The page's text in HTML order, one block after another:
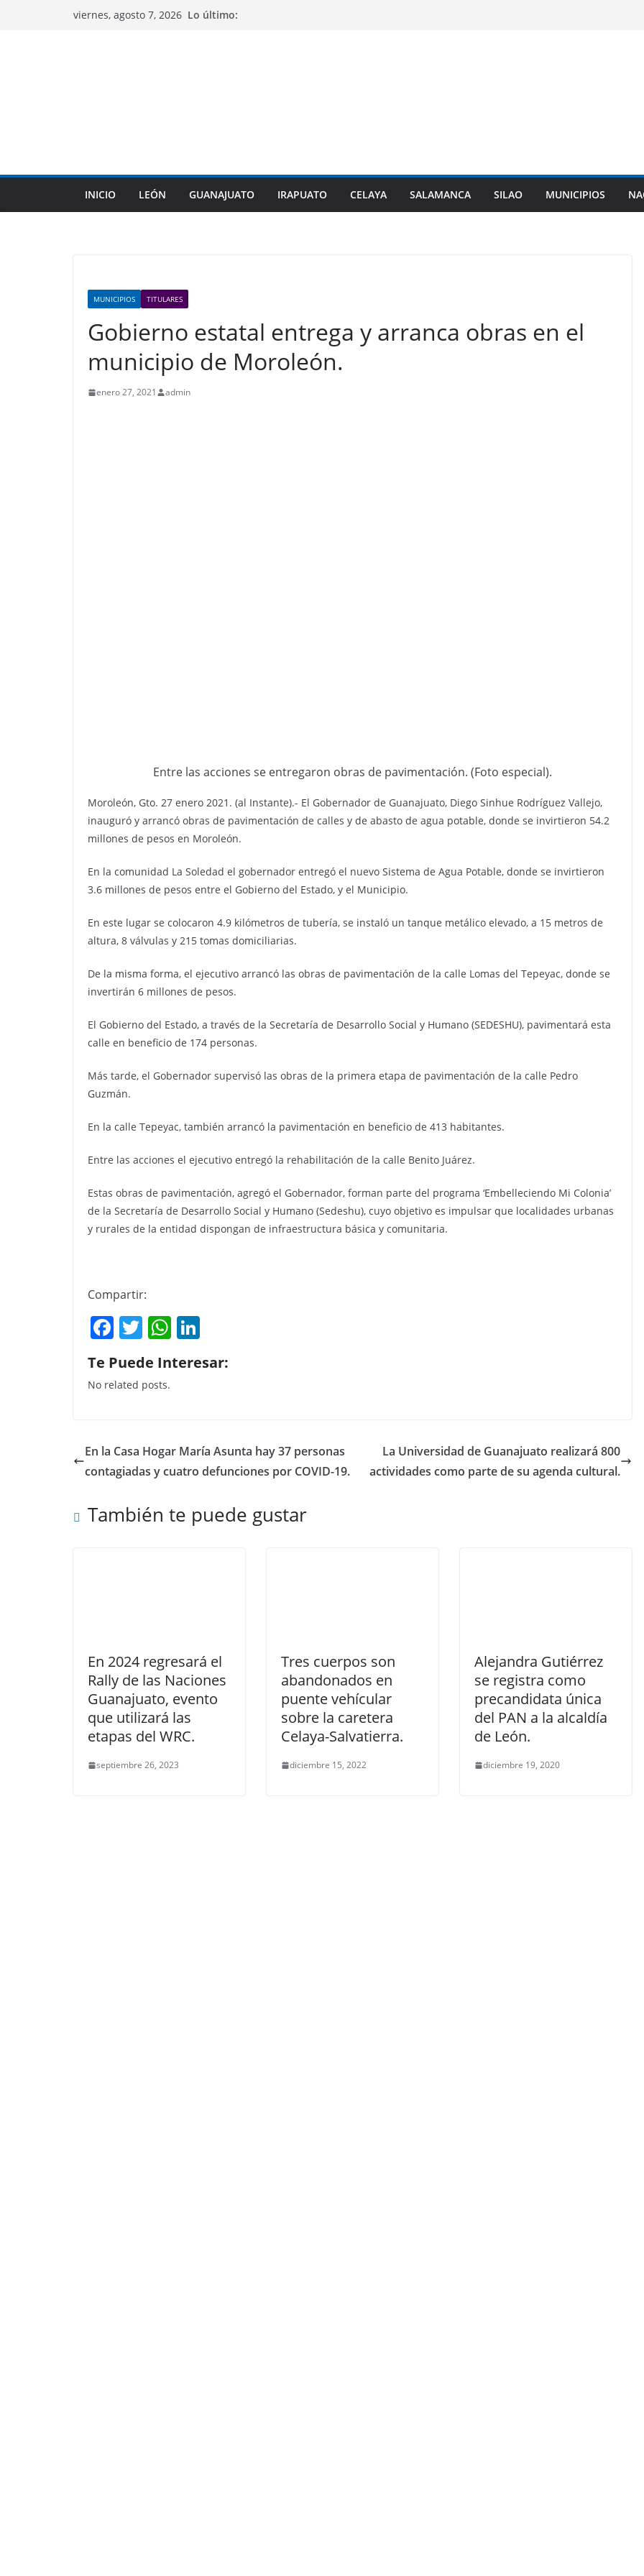
viernes, agosto 7, 2026 Lo último:
INICIO LEÓN GUANAJUATO IRAPUATO CELAYA SALAMANCA SILAO MUNICIPIOS
MUNICIPIOS TITULARES
Gobierno estatal entrega y arranca obras en el
municipio de Moroleón.
enero 27, 2021 admin
Entre las acciones se entregaron obras de pavimentación. (Foto especial).
Moroleón, Gto. 27 enero 2021. (al Instante).- El Gobernador de Guanajuato, Diego Sinhue Rodríguez Vallejo,
inauguró y arrancó obras de pavimentación de calles y de abasto de agua potable, donde se invirtieron 54.2
millones de pesos en Moroleón.
En la comunidad La Soledad el gobernador entregó el nuevo Sistema de Agua Potable, donde se invirtieron
3.6 millones de pesos entre el Gobierno del Estado, y el Municipio.
En este lugar se colocaron 4.9 kilómetros de tubería, se instaló un tanque metálico elevado, a 15 metros de
altura, 8 válvulas y 215 tomas domiciliarias.
De la misma forma, el ejecutivo arrancó las obras de pavimentación de la calle Lomas del Tepeyac, donde se
invertirán 6 millones de pesos.
El Gobierno del Estado, a través de la Secretaría de Desarrollo Social y Humano (SEDESHU), pavimentará esta
calle en beneficio de 174 personas.
Más tarde, el Gobernador supervisó las obras de la primera etapa de pavimentación de la calle Pedro
Guzmán.
En la calle Tepeyac, también arrancó la pavimentación en beneficio de 413 habitantes.
Entre las acciones el ejecutivo entregó la rehabilitación de la calle Benito Juárez.
Estas obras de pavimentación, agregó el Gobernador, forman parte del programa ‘Embelleciendo Mi Colonia’
de la Secretaría de Desarrollo Social y Humano (Sedeshu), cuyo objetivo es impulsar que localidades urbanas
y rurales de la entidad dispongan de infraestructura básica y comunitaria.
Compartir:
F
a
c
e
o
o
k
T
w
itt
er
W
h
at
p
p
k
n
Te Puede Interesar:
No related posts.
En la Casa Hogar María Asunta hay 37 personas
contagiadas y cuatro defunciones por COVID-19.
La Universidad de Guanajuato realizará 800
actividades como parte de su agenda cultural.
También te puede gustar
En 2024 regresará el
Rally de las Naciones
Guanajuato, evento
que utilizará las
etapas del WRC.
septiembre 26, 2023
Tres cuerpos son
abandonados en
puente vehícular
sobre la caretera
Celaya-Salvatierra.
diciembre 15, 2022
Alejandra Gutiérrez
se registra como
precandidata única
del PAN a la alcaldía
de León.
diciembre 19, 2020